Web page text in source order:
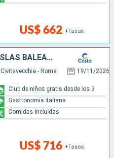
US$ 662 +Tasas
ITALIA, FRANCIA, ESPAÑA, ISLAS BALEARES
Civitavecchia - Roma 19/11/2026
US$ 716 +Tasas
Club de niños gratis desde los 3
Gastronomía italiana
Comidas incluidas